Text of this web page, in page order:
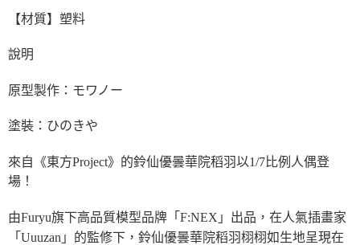
【材質】塑料
說明
原型製作：モワノー
塗裝：ひのきや
來自《東方Project》的鈴仙優曇華院稻羽以1/7比例人偶登
場！
由Furyu旗下高品質模型品牌「F:NEX」出品，在人氣插畫家
「Uuuzan」的監修下，鈴仙優曇華院稻羽栩栩如生地呈現在